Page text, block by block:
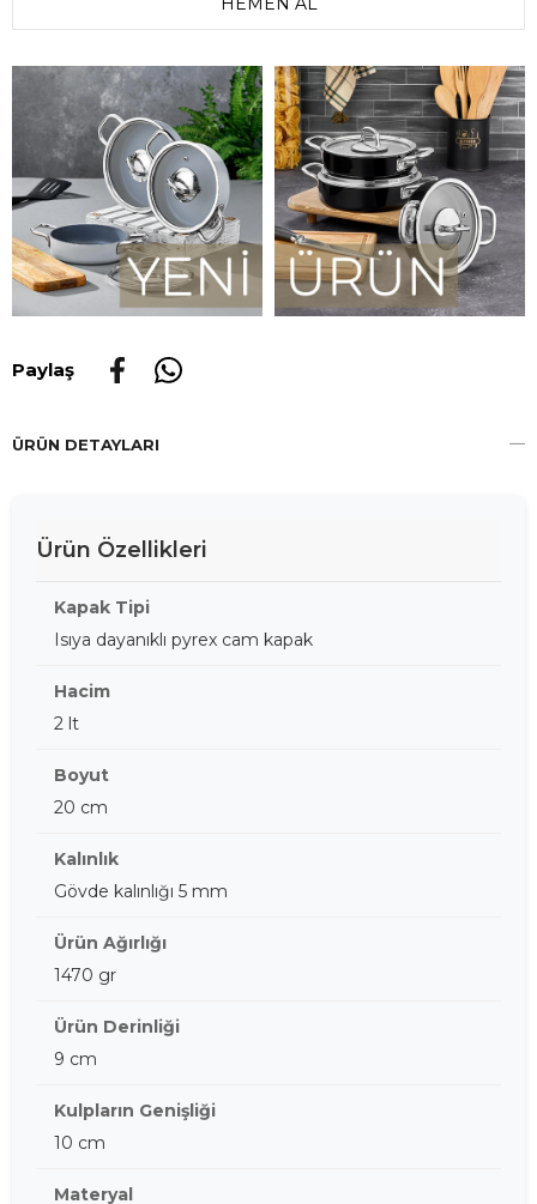
Paylaş
ÜRÜN DETAYLARI
Ürün Özellikleri
Kapak Tipi
Isıya dayanıklı pyrex cam kapak
Hacim
2 lt
Boyut
20 cm
Kalınlık
Gövde kalınlığı 5 mm
Ürün Ağırlığı
1470 gr
Ürün Derinliği
9 cm
Kulpların Genişliği
10 cm
Materyal